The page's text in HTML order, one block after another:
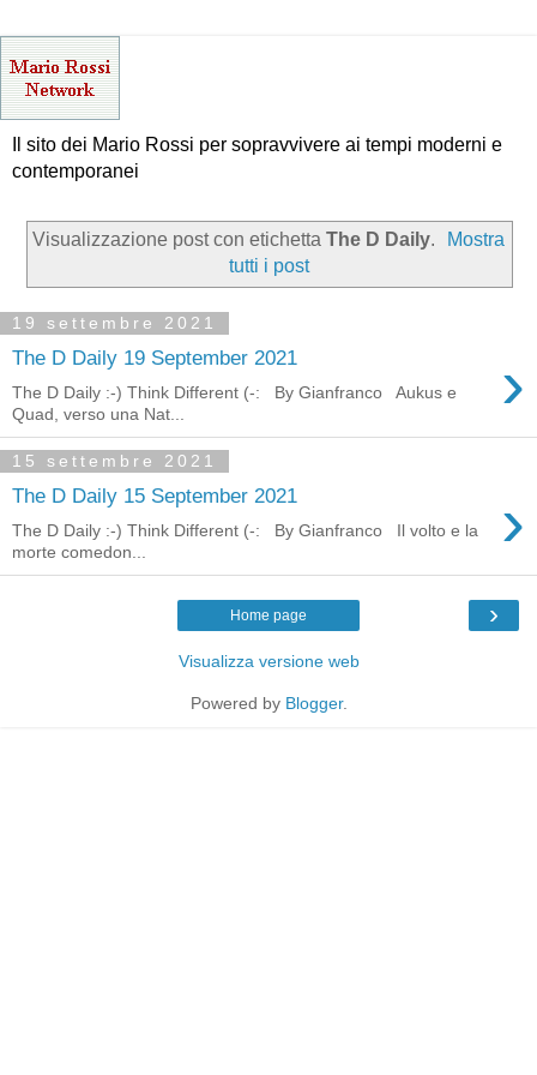
Il sito dei Mario Rossi per sopravvivere ai tempi moderni e
contemporanei
Visualizzazione post con etichetta The D Daily.
Mostra
tutti i post
19 settembre 2021
The D Daily 19 September 2021 ›
The D Daily :-) Think Different (-: By Gianfranco Aukus e
Quad, verso una Nat...
15 settembre 2021
The D Daily 15 September 2021 ›
The D Daily :-) Think Different (-: By Gianfranco Il volto e la
morte comedon...
›
Home page
Visualizza versione web
Powered by Blogger.